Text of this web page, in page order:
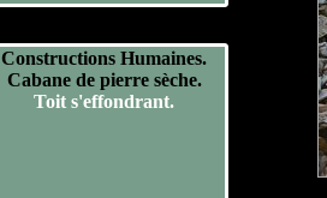
Constructions Humaines.
Cabane de pierre sèche.
Toit s'effondrant.